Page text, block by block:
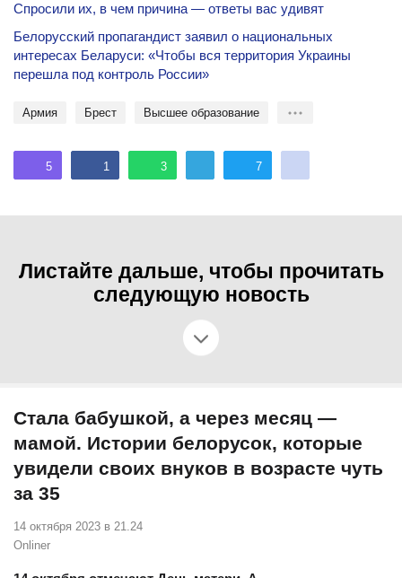
Спросили их, в чем причина — ответы вас удивят
Белорусский пропагандист заявил о национальных
интересах Беларуси: «Чтобы вся территория Украины
перешла под контроль России»
Армия Брест Высшее образование
5 1 3 7
Листайте дальше, чтобы прочитать
следующую новость